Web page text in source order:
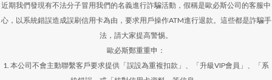
近期我們發現有不法分子冒用我們的名義進行詐騙活動，假稱是歐必斯公司的客服中
心，以系統錯誤造成誤刷信用卡為由，要求用戶操作ATM進行退款。這些都是詐騙手
法，請大家提高警惕。
歐必斯鄭重重申：
1. 本公司不會主動聯繫客戶要求提供「誤設為重複扣款」、「升級VIP會員」、「系